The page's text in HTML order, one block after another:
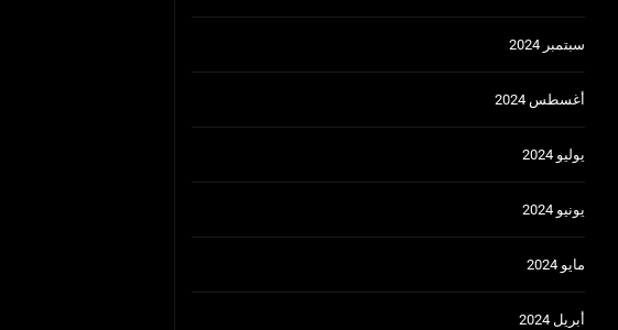
سبتمبر 2024
أغسطس 2024
يوليو 2024
يونيو 2024
مايو 2024
أبريل 2024